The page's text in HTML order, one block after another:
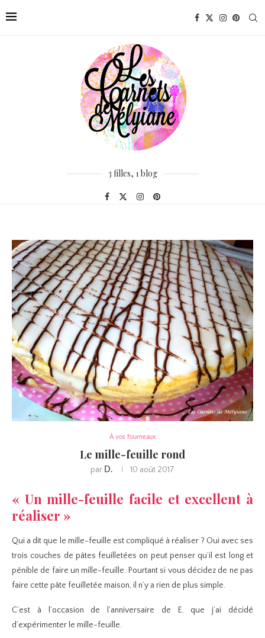
3 filles, 1 blog
À vos fourneaux
Le mille-feuille rond
par D. 10 août 2017
« Un mille-feuille facile et excellent à
réaliser »
Qui a dit que le mille-feuille est compliqué à réaliser ? Oui avec ses
trois couches de pâtes feuilletées on peut penser qu’il est long et
pénible de faire un mille-feuille. Pourtant si vous décidez de ne pas
faire cette pâte feuilletée maison, il n’y a rien de plus simple.
C’est à l’occasion de l’anniversaire de E. que j’ai décidé
d’expérimenter le mille-feuille.